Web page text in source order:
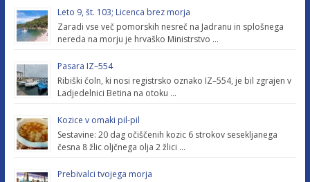
Leto 9, št. 103; Licenca brez morja
Zaradi vse več pomorskih nesreč na Jadranu in splošnega
nereda na morju je hrvaško Ministrstvo …
Pasara IZ–554
Ribiški čoln, ki nosi registrsko oznako IZ–554, je bil zgrajen v
Ladjedelnici Betina na otoku …
Kozice v omaki pil-pil
Sestavine: 20 dag očiščenih kozic 6 strokov sesekljanega
česna 8 žlic oljčnega olja 2 žlici …
Prebivalci tvojega morja